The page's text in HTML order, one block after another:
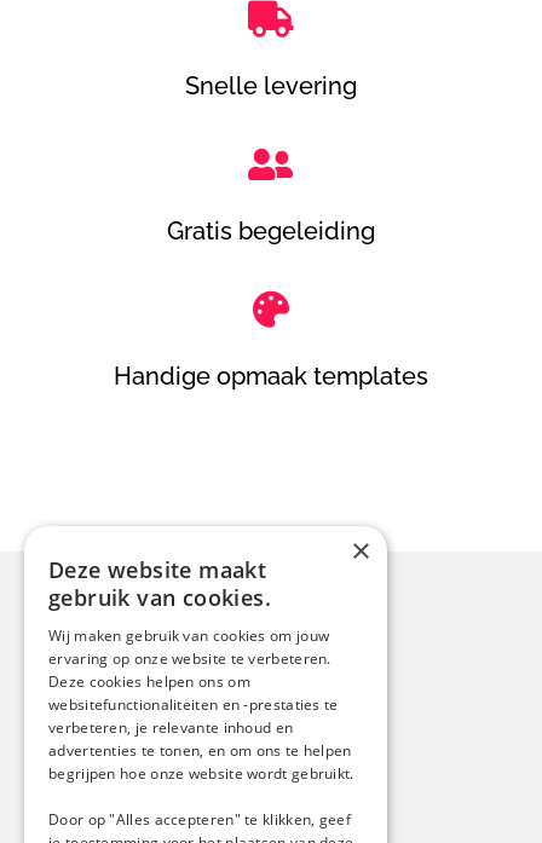

Snelle levering

Gratis begeleiding

Handige opmaak templates
Contact
Luit 13
6644 DS, Ewijk
Nederland
info@boogaardreclame.nl
024-3737079
×
Deze website maakt
gebruik van cookies.
Wij maken gebruik van cookies om jouw
ervaring op onze website te verbeteren.
Deze cookies helpen ons om
websitefunctionaliteiten en -prestaties te
verbeteren, je relevante inhoud en
advertenties te tonen, en om ons te helpen
begrijpen hoe onze website wordt gebruikt.
Door op "Alles accepteren" te klikken, geef